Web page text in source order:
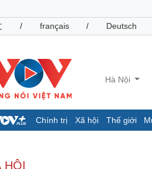
/ français / Deutsch
Hà Nội
Chính trị Xã hội Thế giới
HỘI